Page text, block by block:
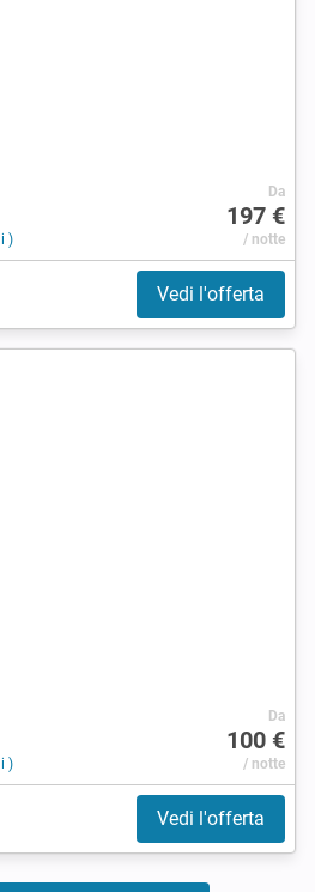
)
Da
197 €
/ notte
Vedi l'offerta
)
Da
100 €
/ notte
Vedi l'offerta